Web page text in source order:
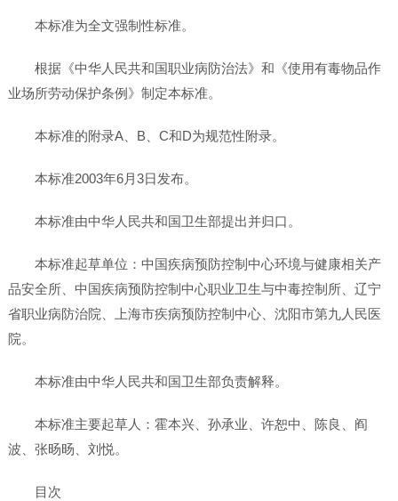
本标准为全文强制性标准。
根据《中华人民共和国职业病防治法》和《使用有毒物品作
业场所劳动保护条例》制定本标准。
本标准的附录A、B、C和D为规范性附录。
本标准2003年6月3日发布。
本标准由中华人民共和国卫生部提出并归口。
本标准起草单位：中国疾病预防控制中心环境与健康相关产
品安全所、中国疾病预防控制中心职业卫生与中毒控制所、辽宁
省职业病防治院、上海市疾病预防控制中心、沈阳市第九人民医
院。
本标准由中华人民共和国卫生部负责解释。
本标准主要起草人：霍本兴、孙承业、许恕中、陈良、阎
波、张旸旸、刘悦。
目次